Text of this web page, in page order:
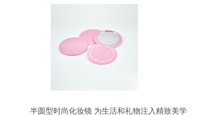
半圆型时尚化妆镜 为生活和礼物注入精致美学